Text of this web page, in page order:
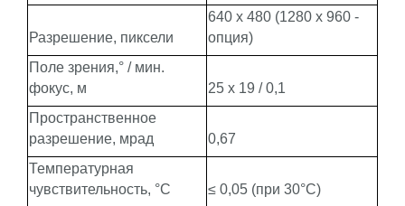
Разрешение, пиксели
640 х 480 (1280 х 960 -
опция)
Поле зрения,° / мин.
фокус, м
25 х 19 / 0,1
Пространственное
разрешение, мрад
0,67
Температурная
чувствительность, °С
≤ 0,05 (при 30°С)